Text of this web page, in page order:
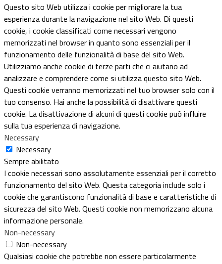
Questo sito Web utilizza i cookie per migliorare la tua
esperienza durante la navigazione nel sito Web. Di questi
cookie, i cookie classificati come necessari vengono
memorizzati nel browser in quanto sono essenziali per il
funzionamento delle funzionalità di base del sito Web.
Utilizziamo anche cookie di terze parti che ci aiutano ad
analizzare e comprendere come si utilizza questo sito Web.
Questi cookie verranno memorizzati nel tuo browser solo con il
tuo consenso. Hai anche la possibilità di disattivare questi
cookie. La disattivazione di alcuni di questi cookie può influire
sulla tua esperienza di navigazione.
Necessary
Necessary
Sempre abilitato
I cookie necessari sono assolutamente essenziali per il corretto
funzionamento del sito Web. Questa categoria include solo i
cookie che garantiscono funzionalità di base e caratteristiche di
sicurezza del sito Web. Questi cookie non memorizzano alcuna
informazione personale.
Non-necessary
Non-necessary
Qualsiasi cookie che potrebbe non essere particolarmente